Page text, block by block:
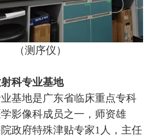
（测序仪）
射科专业基地
基地是广东省临床重点专科
影像科成员之一，师资雄
政府特殊津贴专家1人，主任